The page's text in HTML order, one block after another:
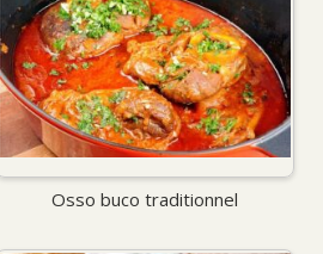
Osso buco traditionnel